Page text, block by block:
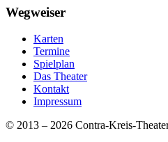
Wegweiser
Karten
Termine
Spielplan
Das Theater
Kontakt
Impressum
© 2013 – 2026 Contra-Kreis-